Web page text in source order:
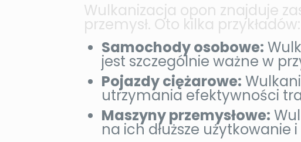
Wulkanizacja opon znajduje
przemysł. Oto kilka przykładów:
Samochody osobowe:
jest szczególnie ważne w
Pojazdy ciężarowe:
utrzymania efektywności
Maszyny przemysłowe:
na ich dłuższe użytkowanie